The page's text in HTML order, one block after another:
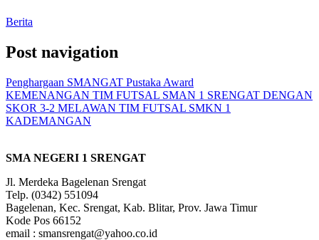
Berita
Post navigation
Penghargaan SMANGAT Pustaka Award
KEMENANGAN TIM FUTSAL SMAN 1 SRENGAT DENGAN
SKOR 3-2 MELAWAN TIM FUTSAL SMKN 1
KADEMANGAN
SMA NEGERI 1 SRENGAT
Jl. Merdeka Bagelenan Srengat
Telp. (0342) 551094
Bagelenan, Kec. Srengat, Kab. Blitar, Prov. Jawa Timur
Kode Pos 66152
email : smansrengat@yahoo.co.id